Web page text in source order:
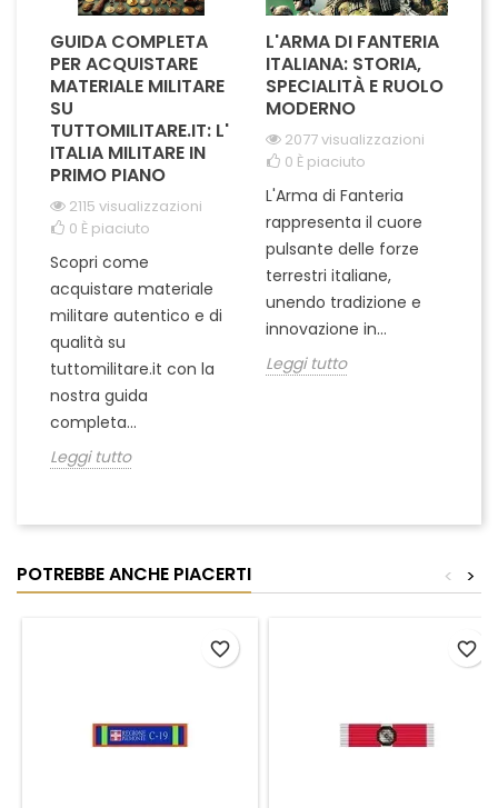
GUIDA COMPLETA
PER ACQUISTARE
MATERIALE MILITARE
SU
TUTTOMILITARE.IT: L'
ITALIA MILITARE IN
PRIMO PIANO
2115 visualizzazioni
0 È piaciuto
Scopri come
acquistare materiale
militare autentico e di
qualità su
tuttomilitare.it con la
nostra guida
completa...
Leggi tutto
L'ARMA DI FANTERIA
ITALIANA: STORIA,
SPECIALITÀ E RUOLO
MODERNO
2077 visualizzazioni
0 È piaciuto
L'Arma di Fanteria
rappresenta il cuore
pulsante delle forze
terrestri italiane,
unendo tradizione e
innovazione in...
Leggi tutto
POTREBBE ANCHE PIACERTI >
<
favorite_border favorite_border